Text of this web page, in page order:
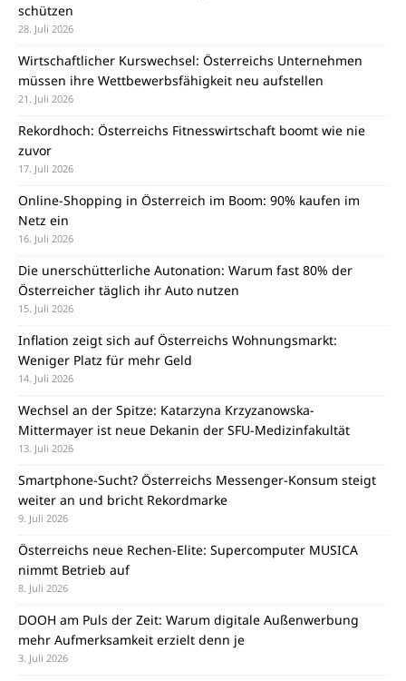
schützen
28. Juli 2026
Wirtschaftlicher Kurswechsel: Österreichs Unternehmen
müssen ihre Wettbewerbsfähigkeit neu aufstellen
21. Juli 2026
Rekordhoch: Österreichs Fitnesswirtschaft boomt wie nie
zuvor
17. Juli 2026
Online-Shopping in Österreich im Boom: 90% kaufen im
Netz ein
16. Juli 2026
Die unerschütterliche Autonation: Warum fast 80% der
Österreicher täglich ihr Auto nutzen
15. Juli 2026
Inflation zeigt sich auf Österreichs Wohnungsmarkt:
Weniger Platz für mehr Geld
14. Juli 2026
Wechsel an der Spitze: Katarzyna Krzyzanowska-
Mittermayer ist neue Dekanin der SFU-Medizinfakultät
13. Juli 2026
Smartphone-Sucht? Österreichs Messenger-Konsum steigt
weiter an und bricht Rekordmarke
9. Juli 2026
Österreichs neue Rechen-Elite: Supercomputer MUSICA
nimmt Betrieb auf
8. Juli 2026
DOOH am Puls der Zeit: Warum digitale Außenwerbung
mehr Aufmerksamkeit erzielt denn je
3. Juli 2026